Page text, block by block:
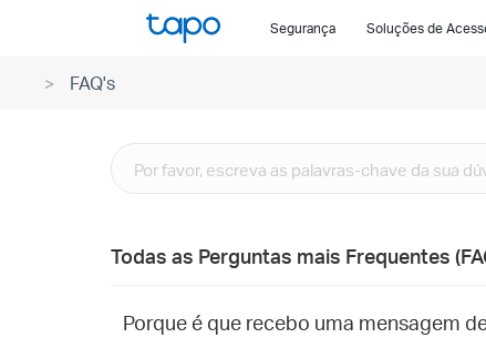
Segurança Soluções de
FAQ's
Todas as Perguntas mais Frequentes
Porque é que recebo uma mensagem